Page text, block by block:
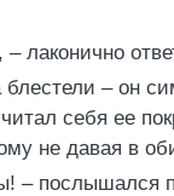
лаконично
блестели – он
себя ее
не давая в
– послышался